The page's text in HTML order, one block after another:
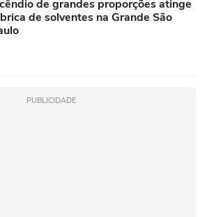
de grandes proporções atinge
de solventes na Grande São
PUBLICIDADE